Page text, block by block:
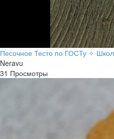
Песочное Тесто по ГОСТу ✧
Neravu
31 Просмотры